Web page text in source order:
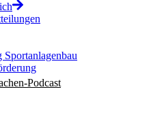
Sportanlagenbau
Podcast